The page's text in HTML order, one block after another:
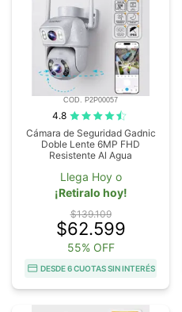
COD. P2P00057
4.8
Cámara de Seguridad Gadnic
Doble Lente 6MP FHD
Resistente Al Agua
Llega Hoy o
¡Retiralo hoy!
$139.109
$62.599
55% OFF
DESDE 6 CUOTAS SIN INTERÉS